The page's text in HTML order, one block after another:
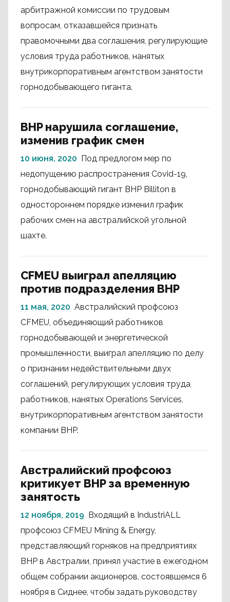
арбитражной комиссии по трудовым
вопросам, отказавшейся признать
правомочными два соглашения, регулирующие
условия труда работников, нанятых
внутрикорпоративным агентством занятости
горнодобывающего гиганта.
BHP нарушила соглашение,
изменив график смен
10 июня, 2020 Под предлогом мер по
недопущению распространения Covid-19,
горнодобывающий гигант BHP Billiton в
одностороннем порядке изменил график
рабочих смен на австралийской угольной
шахте.
CFMEU выиграл апелляцию
против подразделения BHP
11 мая, 2020 Австралийский профсоюз
CFMEU, объединяющий работников
горнодобывающей и энергетической
промышленности, выиграл апелляцию по делу
о признании недействительными двух
соглашений, регулирующих условия труда
работников, нанятых Operations Services,
внутрикорпоративным агентством занятости
компании BHP.
Австралийский профсоюз
критикует BHP за временную
занятость
12 ноября, 2019 Входящий в IndustriALL
профсоюз CFMEU Mining & Energy,
представляющий горняков на предприятиях
BHP в Австралии, принял участие в ежегодном
общем собрании акционеров, состоявшемся 6
ноября в Сиднее, чтобы задать руководству